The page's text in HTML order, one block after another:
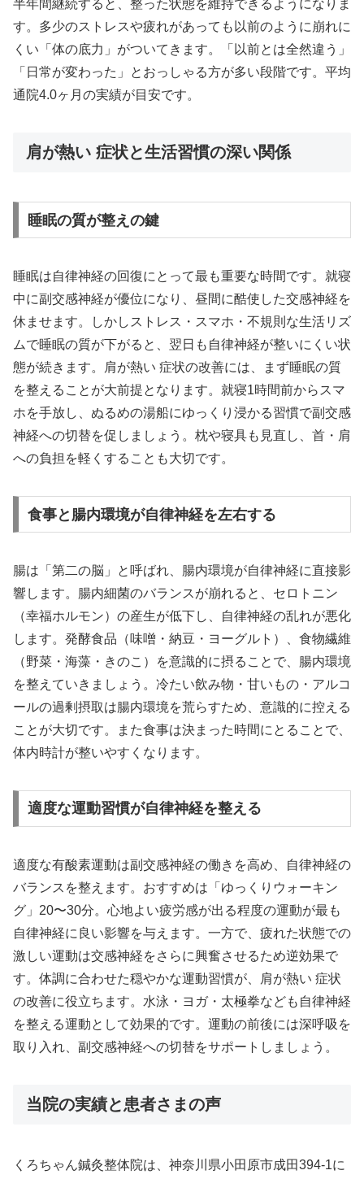
半年間継続すると、整った状態を維持できるようになりま
す。多少のストレスや疲れがあっても以前のように崩れに
くい「体の底力」がついてきます。「以前とは全然違う」
「日常が変わった」とおっしゃる方が多い段階です。平均
通院4.0ヶ月の実績が目安です。
肩が熱い 症状と生活習慣の深い関係
睡眠の質が整えの鍵
睡眠は自律神経の回復にとって最も重要な時間です。就寝
中に副交感神経が優位になり、昼間に酷使した交感神経を
休ませます。しかしストレス・スマホ・不規則な生活リズ
ムで睡眠の質が下がると、翌日も自律神経が整いにくい状
態が続きます。肩が熱い 症状の改善には、まず睡眠の質
を整えることが大前提となります。就寝1時間前からスマ
ホを手放し、ぬるめの湯船にゆっくり浸かる習慣で副交感
神経への切替を促しましょう。枕や寝具も見直し、首・肩
への負担を軽くすることも大切です。
食事と腸内環境が自律神経を左右する
腸は「第二の脳」と呼ばれ、腸内環境が自律神経に直接影
響します。腸内細菌のバランスが崩れると、セロトニン
（幸福ホルモン）の産生が低下し、自律神経の乱れが悪化
します。発酵食品（味噌・納豆・ヨーグルト）、食物繊維
（野菜・海藻・きのこ）を意識的に摂ることで、腸内環境
を整えていきましょう。冷たい飲み物・甘いもの・アルコ
ールの過剰摂取は腸内環境を荒らすため、意識的に控える
ことが大切です。また食事は決まった時間にとることで、
体内時計が整いやすくなります。
適度な運動習慣が自律神経を整える
適度な有酸素運動は副交感神経の働きを高め、自律神経の
バランスを整えます。おすすめは「ゆっくりウォーキン
グ」20〜30分。心地よい疲労感が出る程度の運動が最も
自律神経に良い影響を与えます。一方で、疲れた状態での
激しい運動は交感神経をさらに興奮させるため逆効果で
す。体調に合わせた穏やかな運動習慣が、肩が熱い 症状
の改善に役立ちます。水泳・ヨガ・太極拳なども自律神経
を整える運動として効果的です。運動の前後には深呼吸を
取り入れ、副交感神経への切替をサポートしましょう。
当院の実績と患者さまの声
くろちゃん鍼灸整体院は、神奈川県小田原市成田394-1に